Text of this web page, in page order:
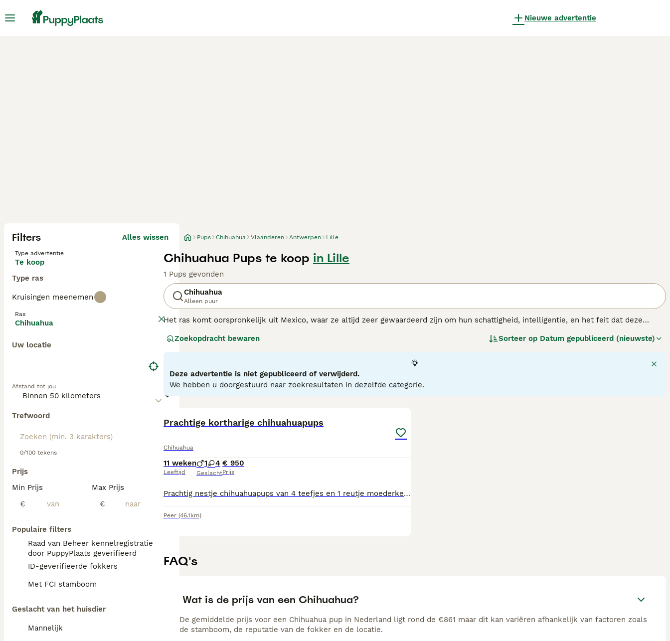
Nieuwe advertentie
Filters Alles wissen
Type advertentie
Te koop
Type ras
Kruisingen meenemen
Ras
Chihuahua
Uw locatie
Afstand tot jou
Trefwoord
0/100 tekens
Prijs
Min Prijs
€
Max Prijs
€
Populaire filters
Raad van Beheer kennelregistratie
door PuppyPlaats geverifieerd
ID-geverifieerde fokkers
Met FCI stamboom
Geslacht van het huisdier
Mannelijk
Pups Chihuahua Vlaanderen Antwerpen Lille
Chihuahua Pups te koop in Lille
1 Pups gevonden
Chihuahua
Alleen puur
Het ras komt oorspronkelijk uit Mexico, waar ze altijd zeer gewaardeerd zijn om hun schattigheid, intelligentie, en het feit dat deze
hondjes barsten van energie en karakter. Het zijn loyale en aanhankelijke hondjes die niets liever doen dan zo veel mogelijk tijd
Lees onze Chihuahua adviespagina voor informatie over dit hondenras.
Zoekopdracht bewaren Sorteer op Datum gepubliceerd (nieuwste)
Deze advertentie is niet gepubliceerd of verwijderd.
We hebben u doorgestuurd naar zoekresultaten in dezelfde categorie.
Prachtige kortharige chihuahuapups
Chihuahua
11 weken
Leeftijd
1 4
Geslacht
€ 950
Prijs
Prachtig nestje chihuahuapups van 4 teefjes en 1 reutje moederke en vaderke allebei kortharig.Pups worden ingeent gechipt en meerdere x ontwormd.Voor vertrek worden de pups nogmaals gecontroleerd door mijn dierenarts.Vanaf nu kun je ook een pupje komen reserveren. Deze zijn na afspraak te bezichtigen in 3990 Peer Limburg BE
Peer (46.1km)
FAQ's
Wat is de prijs van een Chihuahua?
De gemiddelde prijs voor een Chihuahua pup in Nederland ligt rond de €861 maar dit kan variëren afhankelijk van factoren zoals
de stamboom, de reputatie van de fokker en de locatie.